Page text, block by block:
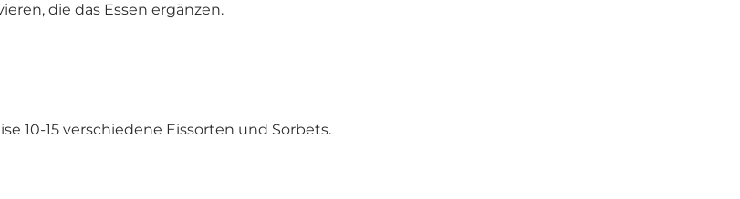
die das Essen ergänzen.
10-15 verschiedene Eissorten und Sorbets.